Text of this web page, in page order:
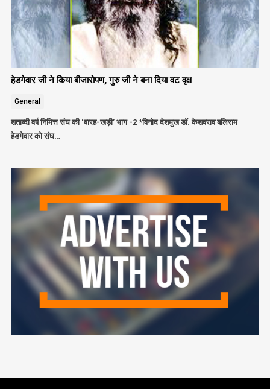
हेडगेवार जी ने किया बीजारोपण, गुरु जी ने बना दिया वट वृक्ष
General
शताब्दी वर्ष निमित्त संघ की ‘बारह-खड़ी’ भाग -2 *विनोद देशमुख डॉ. केशवराव बलिराम
हेडगेवार को संघ…